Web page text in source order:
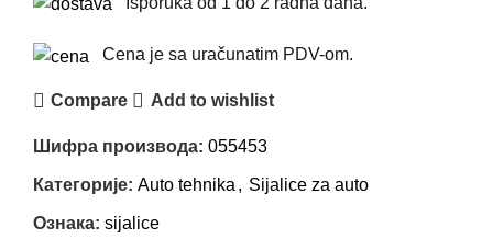
Cena je sa uračunatim PDV-om.
Compare Add to wishlist
Шифра производа: 055453
Категорије: Auto tehnika , Sijalice za auto
Ознака: sijalice